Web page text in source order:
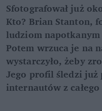
Sfotografował już
Kto? Brian Stanton,
ludziom
Potem wrzuca je na
wystarczyło, żeby
Jego profil śledzi już
internautów z